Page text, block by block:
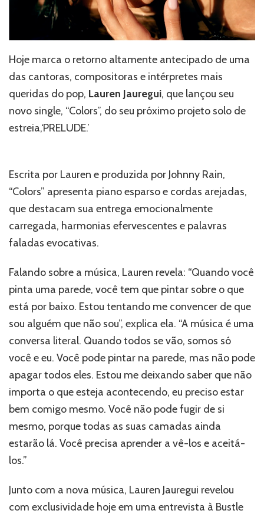
Hoje marca o retorno altamente antecipado de uma
das cantoras, compositoras e intérpretes mais
queridas do pop, Lauren Jauregui, que lançou seu
novo single, “Colors”, do seu próximo projeto solo de
estreia,‘PRELUDE.’
Escrita por Lauren e produzida por Johnny Rain,
“Colors” apresenta piano esparso e cordas arejadas,
que destacam sua entrega emocionalmente
carregada, harmonias efervescentes e palavras
faladas evocativas.
Falando sobre a música, Lauren revela: “Quando você
pinta uma parede, você tem que pintar sobre o que
está por baixo. Estou tentando me convencer de que
sou alguém que não sou”, explica ela. “A música é uma
conversa literal. Quando todos se vão, somos só
você e eu. Você pode pintar na parede, mas não pode
apagar todos eles. Estou me deixando saber que não
importa o que esteja acontecendo, eu preciso estar
bem comigo mesmo. Você não pode fugir de si
mesmo, porque todas as suas camadas ainda
estarão lá. Você precisa aprender a vê-los e aceitá-
los.”
Junto com a nova música, Lauren Jauregui revelou
com exclusividade hoje em uma entrevista à Bustle